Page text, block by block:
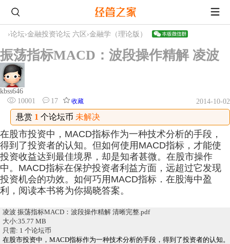
›论坛›金融投资论坛 六区 ›金融学（理论版）
振荡指标MACD：波段操作精解 凌波
kbss646
10001
17 收藏 2014-10-02
悬赏 1 个论坛币 未解决
在股市投资中，MACD指标作为一种技术分析的手段，
得到了投资者的认知。但如何使用MACD指标，才能使
投资收益达到最佳境界，却是知者甚微。在股市操作
中。MACD指标在保护投资者利益方面，远超过它发现
投资机会的功效。如何巧用MACD指标．在股海中盈
利，阅读本书将为你揭晓答案。
凌波 振荡指标MACD：波段操作精解 清晰完整.pdf
大小:35.77 MB
只需: 1 个论坛币
在股市投资中，MACD指标作为一种技术分析的手段，得到了投资者的认知。